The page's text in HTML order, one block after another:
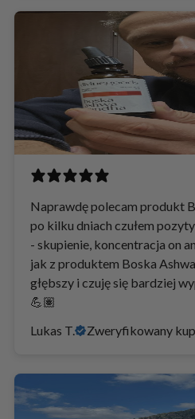
Naprawdę polecam produkt
po kilku dniach czułem
- skupienie, koncentracja on
jak z produktem Boska
głębszy i czuję się bardziej
💪🏽
Lukas T.
Zweryfikowany